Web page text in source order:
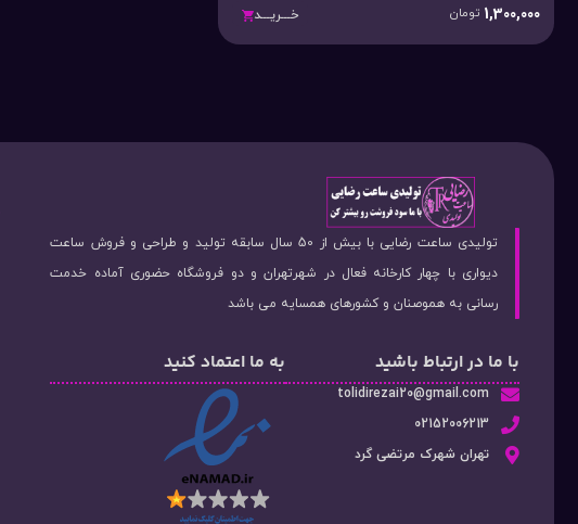
1,300,000 تومان خـــریـــد
تولیدی ساعت رضایی با بیش از 50 سال سابقه تولید و طراحی و فروش ساعت
دیواری با چهار کارخانه فعال در شهرتهران و دو فروشگاه حضوری آماده خدمت
رسانی به هموصنان و کشورهای همسایه می باشد
با ما در ارتباط باشید
tolidirezai20@gmail.com
02152006213
تهران شهرک مرتضی گرد
به ما اعتماد کنید